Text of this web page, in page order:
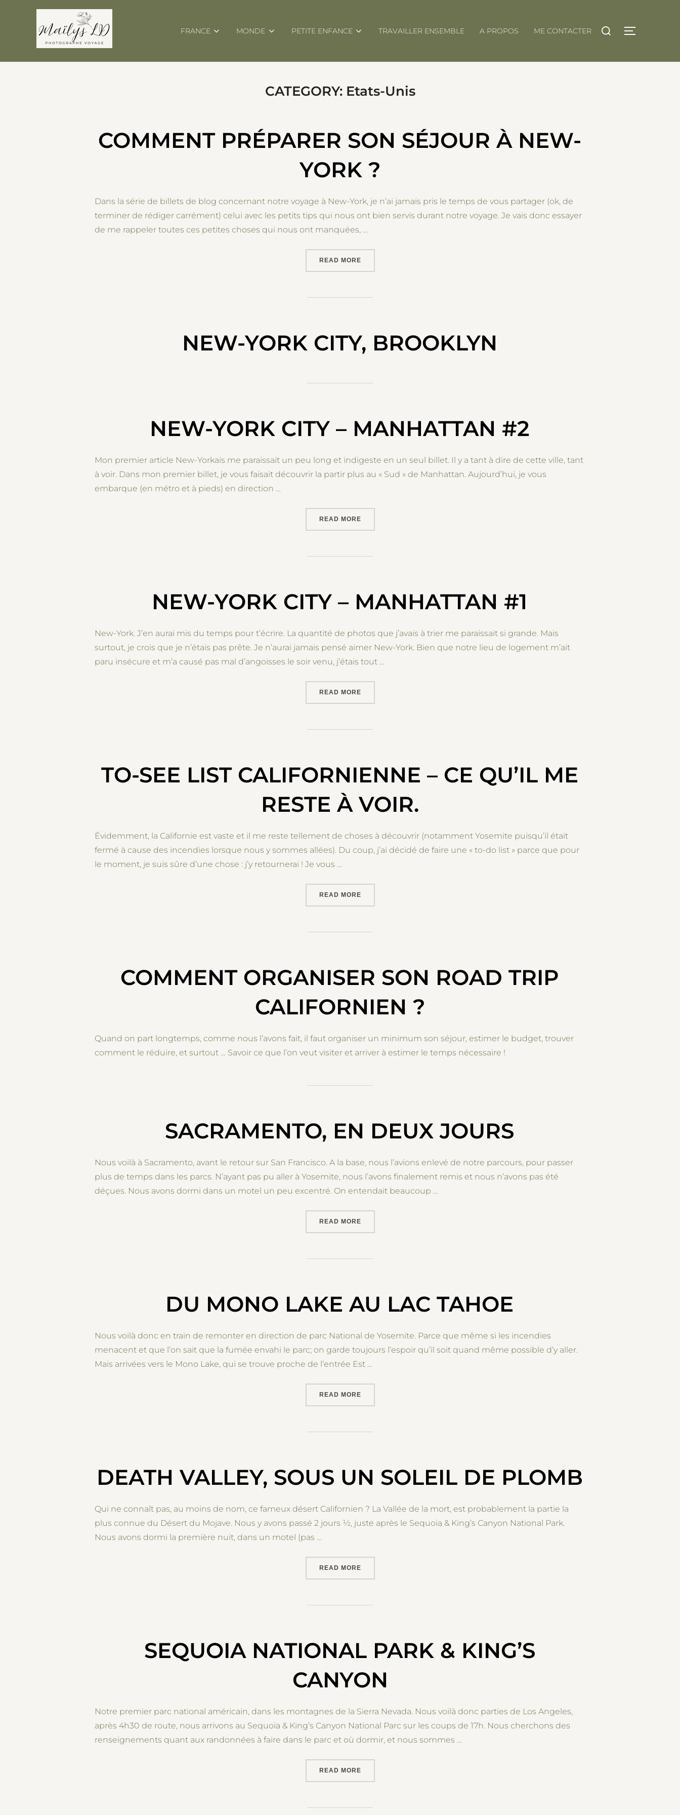
FRANCE MONDE PETITE ENFANCE TRAVAILLER ENSEMBLE A PROPOS ME CONTACTER
Search
TOGGLE
CATEGORY: Etats-Unis
COMMENT PRÉPARER SON SÉJOUR À NEW-
YORK ?
Dans la série de billets de blog concernant notre voyage à New-York, je n’ai jamais pris le temps de vous partager (ok, de
terminer de rédiger carrément) celui avec les petits tips qui nous ont bien servis durant notre voyage. Je vais donc essayer
de me rappeler toutes ces petites choses qui nous ont manquées, …
READ MORE“COMMENT PRÉPARER SON SÉJOUR À NEW-YORK ?”
NEW-YORK CITY, BROOKLYN
NEW-YORK CITY – MANHATTAN #2
Mon premier article New-Yorkais me paraissait un peu long et indigeste en un seul billet. Il y a tant à dire de cette ville, tant
à voir. Dans mon premier billet, je vous faisait découvrir la partir plus au « Sud » de Manhattan. Aujourd’hui, je vous
embarque (en métro et à pieds) en direction …
READ MORE“NEW-YORK CITY – MANHATTAN #2”
NEW-YORK CITY – MANHATTAN #1
New-York. J’en aurai mis du temps pour t’écrire. La quantité de photos que j’avais à trier me paraissait si grande. Mais
surtout, je crois que je n’étais pas prête. Je n’aurai jamais pensé aimer New-York. Bien que notre lieu de logement m’ait
paru insécure et m’a causé pas mal d’angoisses le soir venu, j’étais tout …
READ MORE“NEW-YORK CITY – MANHATTAN #1”
TO-SEE LIST CALIFORNIENNE – CE QU’IL ME
RESTE À VOIR.
Évidemment, la Californie est vaste et il me reste tellement de choses à découvrir (notamment Yosemite puisqu’il était
fermé à cause des incendies lorsque nous y sommes allées). Du coup, j’ai décidé de faire une « to-do list » parce que pour
le moment, je suis sûre d’une chose : j’y retournerai ! Je vous …
READ MORE“TO-SEE LIST CALIFORNIENNE – CE QU’IL ME RESTE À VOIR.”
COMMENT ORGANISER SON ROAD TRIP
CALIFORNIEN ?
Quand on part longtemps, comme nous l’avons fait, il faut organiser un minimum son séjour, estimer le budget, trouver
comment le réduire, et surtout … Savoir ce que l’on veut visiter et arriver à estimer le temps nécessaire !
SACRAMENTO, EN DEUX JOURS
Nous voilà à Sacramento, avant le retour sur San Francisco. A la base, nous l’avions enlevé de notre parcours, pour passer
plus de temps dans les parcs. N’ayant pas pu aller à Yosemite, nous l’avons finalement remis et nous n’avons pas été
déçues. Nous avons dormi dans un motel un peu excentré. On entendait beaucoup …
READ MORE“SACRAMENTO, EN DEUX JOURS”
DU MONO LAKE AU LAC TAHOE
Nous voilà donc en train de remonter en direction de parc National de Yosemite. Parce que même si les incendies
menacent et que l’on sait que la fumée envahi le parc; on garde toujours l’espoir qu’il soit quand même possible d’y aller.
Mais arrivées vers le Mono Lake, qui se trouve proche de l’entrée Est …
READ MORE“DU MONO LAKE AU LAC TAHOE”
DEATH VALLEY, SOUS UN SOLEIL DE PLOMB
Qui ne connaît pas, au moins de nom, ce fameux désert Californien ? La Vallée de la mort, est probablement la partie la
plus connue du Désert du Mojave. Nous y avons passé 2 jours ½, juste après le Sequoia & King’s Canyon National Park.
Nous avons dormi la première nuit, dans un motel (pas …
READ MORE“DEATH VALLEY, SOUS UN SOLEIL DE PLOMB”
SEQUOIA NATIONAL PARK & KING’S
CANYON
Notre premier parc national américain, dans les montagnes de la Sierra Nevada. Nous voilà donc parties de Los Angeles,
après 4h30 de route, nous arrivons au Sequoia & King’s Canyon National Parc sur les coups de 17h. Nous cherchons des
renseignements quant aux randonnées à faire dans le parc et où dormir, et nous sommes …
READ MORE“SEQUOIA NATIONAL PARK & KING’S CANYON”